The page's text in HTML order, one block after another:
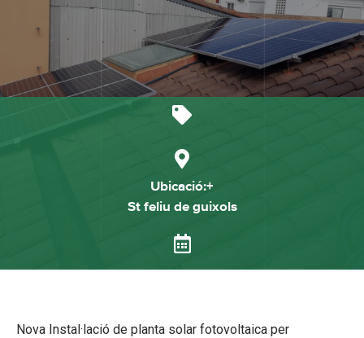
Ubicació:+
St feliu de guixols
Nova Instal·lació de planta solar fotovoltaica per